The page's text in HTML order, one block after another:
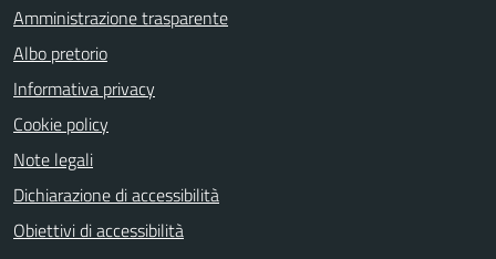
Amministrazione trasparente
Albo pretorio
Informativa privacy
Cookie policy
Note legali
Dichiarazione di accessibilità
Obiettivi di accessibilità